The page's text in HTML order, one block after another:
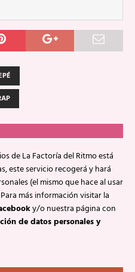
de La Factoría del Ritmo está
este servicio recogerá y hará
(el mismo que hace al usar
más información visitar la
y/o nuestra página con
de datos personales y